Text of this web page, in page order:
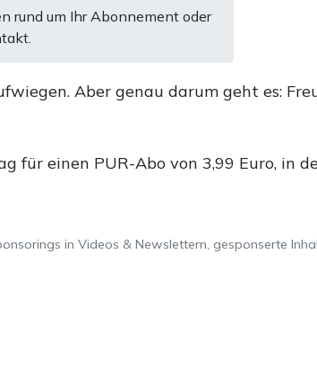
rund um Ihr Abonnement oder
Aber genau darum geht es:
für einen PUR-Abo von 3,99 Euro, in
in Videos & Newslettern, gesponserte